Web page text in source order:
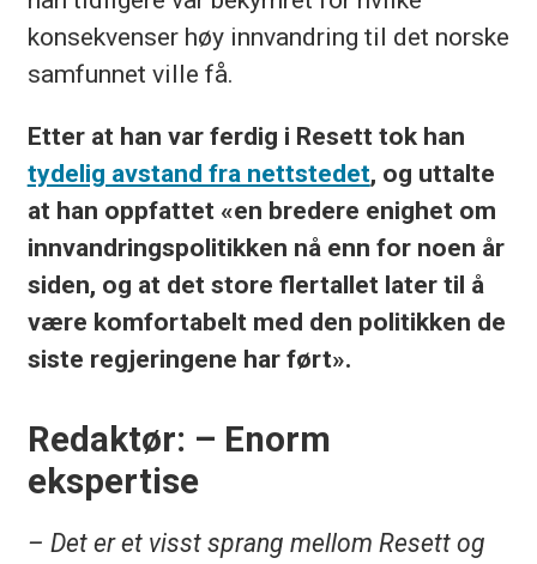
konsekvenser høy innvandring til det norske
samfunnet ville få.
Etter at han var ferdig i Resett tok han
tydelig avstand fra nettstedet, og uttalte
at han oppfattet «en bredere enighet om
innvandringspolitikken nå enn for noen år
siden, og at det store flertallet later til å
være komfortabelt med den politikken de
siste regjeringene har ført».
Redaktør: – Enorm
ekspertise
– Det er et visst sprang mellom Resett og